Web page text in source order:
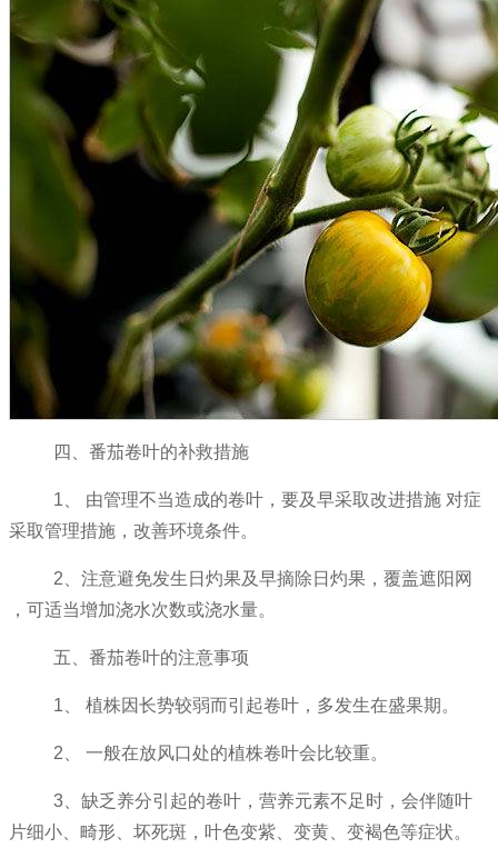
四、番茄卷叶的补救措施
1、 由管理不当造成的卷叶，要及早采取改进措施 对症
采取管理措施，改善环境条件。
2、注意避免发生日灼果及早摘除日灼果，覆盖遮阳网
，可适当增加浇水次数或浇水量。
五、番茄卷叶的注意事项
1、 植株因长势较弱而引起卷叶，多发生在盛果期。
2、 一般在放风口处的植株卷叶会比较重。
3、缺乏养分引起的卷叶，营养元素不足时，会伴随叶
片细小、畸形、坏死斑，叶色变紫、变黄、变褐色等症状。